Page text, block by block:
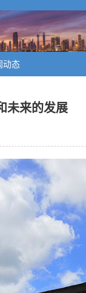
门产品
动态
未来的发展